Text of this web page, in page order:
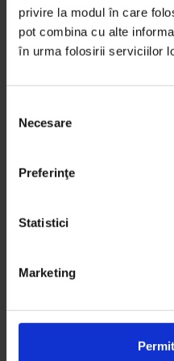
privire la modul în care
pot combina cu alte
în urma folosirii serviciilor
Necesare
Preferinţe
Statistici
Marketing
Actualizator, Parteneriate
[24/7] Ce au făcut
despre soluțiile pe care
a fi aproape de public
2020.
Fotografii din arhiva personală